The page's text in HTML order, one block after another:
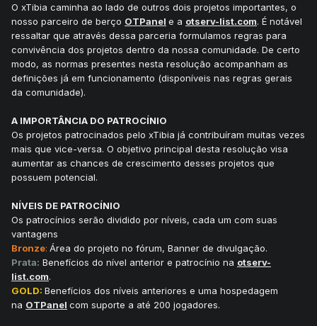
O xTibia caminha ao lado de outros dois projetos importantes, o
nosso parceiro de berço OTPanel e a otserv-list.com. É notável
ressaltar que através dessa parceria formulamos regras para
convivência dos projetos dentro da nossa comunidade. De certo
modo, as normas presentes nesta resolução acompanham as
definições já em funcionamento (disponíveis nas regras gerais
da comunidade).
A IMPORTÂNCIA DO PATROCÍNIO
Os projetos patrocinados pelo xTibia já contribuíram muitas vezes
mais que vice-versa. O objetivo principal desta resolução visa
aumentar as chances de crescimento desses projetos que
possuem potencial.
NÍVEIS DE PATROCÍNIO
Os patrocínios serão dividido por níveis, cada um com suas
vantagens
Bronze: Área do projeto no fórum, Banner de divulgação.
Prata: Benefícios do nível anterior e patrocínio na otserv-
list.com.
GOLD: Benefícios dos níveis anteriores e uma hospedagem
na OTPanel com suporte a até 200 jogadores.